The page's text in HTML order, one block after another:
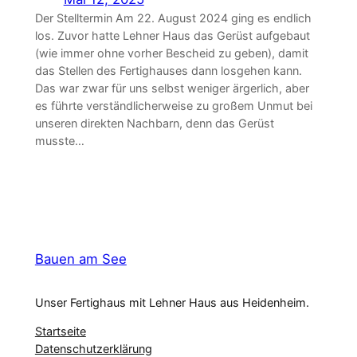
Der Stelltermin Am 22. August 2024 ging es endlich
los. Zuvor hatte Lehner Haus das Gerüst aufgebaut
(wie immer ohne vorher Bescheid zu geben), damit
das Stellen des Fertighauses dann losgehen kann.
Das war zwar für uns selbst weniger ärgerlich, aber
es führte verständlicherweise zu großem Unmut bei
unseren direkten Nachbarn, denn das Gerüst
musste…
Bauen am See
Unser Fertighaus mit Lehner Haus aus Heidenheim.
Startseite
Datenschutzerklärung